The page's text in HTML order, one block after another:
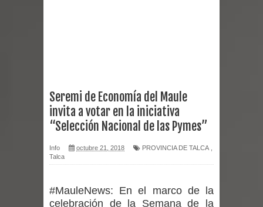
Alerta por hantavirus: expertos piden
reforzar medidas y consulta oportuna
Seremi de Economía del Maule
invita a votar en la iniciativa
“Selección Nacional de las Pymes”
Info octubre 21, 2018 PROVINCIA DE TALCA
Talca
#MauleNews: En el marco de la
celebración de la Semana de la